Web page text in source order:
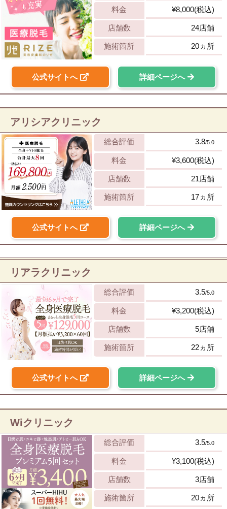
料金 ¥8,000(税込)
店舗数 24店舗
施術箇所 20ヵ所
公式サイトへ 詳細ページへ
アリシアクリニック
総合評価 3.8/5.0
料金 ¥3,600(税込)
店舗数 21店舗
施術箇所 17ヵ所
公式サイトへ 詳細ページへ
リアラクリニック
総合評価 3.5/5.0
料金 ¥3,200(税込)
店舗数 5店舗
施術箇所 22ヵ所
公式サイトへ 詳細ページへ
Wiクリニック
総合評価 3.5/5.0
料金 ¥3,100(税込)
店舗数 3店舗
施術箇所 20ヵ所